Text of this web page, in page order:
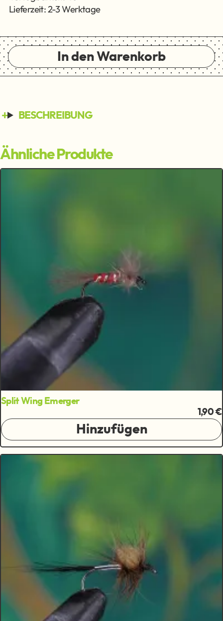
Lieferzeit: 2-3 Werktage
In den Warenkorb
BESCHREIBUNG
Ähnliche Produkte
Split Wing Emerger
1,90 €
Hinzufügen